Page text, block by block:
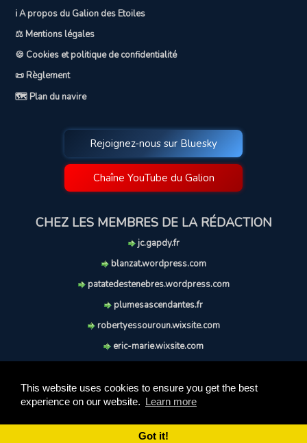
This website uses cookies to ensure you get the best
experience on our website. Learn more
Got it!
ℹ️ A propos du Galion des Etoiles
⚖️ Mentions légales
🍪 Cookies et politique de confidentialité
📜 Règlement
🗺️ Plan du navire
Rejoignez-nous sur Bluesky
Chaîne YouTube du Galion
CHEZ LES MEMBRES DE LA RÉDACTION
jc.gapdy.fr
blanzat.wordpress.com
patatedestenebres.wordpress.com
plumesascendantes.fr
robertyessouroun.wixsite.com
eric-marie.wixsite.com
soufflereve.blogspot.com
Ce site est réalisé et maintenu avec coeur et passion.